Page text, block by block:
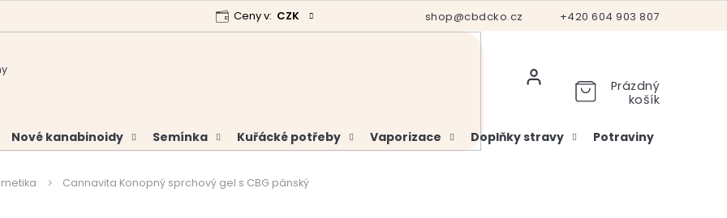
+420 604 903 807
shop@cbdcko.cz
Analýzy a certifikáty Hodnocení obchodu Vrácení a reklamace
Ceny v: CZK
Prázdný
košík
Nové kanabinoidy Semínka Kuřácké potřeby Vaporizace Doplňky stravy Potraviny
Cannavita Konopný sprchový gel s CBG pánský